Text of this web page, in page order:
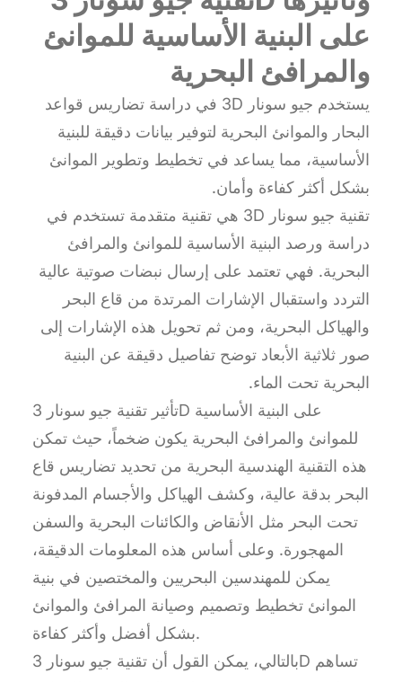
على البنية الأساسية للموانئ
والمرافئ البحرية
يستخدم جيو سونار 3D في دراسة تضاريس قواعد
البحار والموانئ البحرية لتوفير بيانات دقيقة للبنية
الأساسية، مما يساعد في تخطيط وتطوير الموانئ
بشكل أكثر كفاءة وأمان.
تقنية جيو سونار 3D هي تقنية متقدمة تستخدم في
دراسة ورصد البنية الأساسية للموانئ والمرافئ
البحرية. فهي تعتمد على إرسال نبضات صوتية عالية
التردد واستقبال الإشارات المرتدة من قاع البحر
والهياكل البحرية، ومن ثم تحويل هذه الإشارات إلى
صور ثلاثية الأبعاد توضح تفاصيل دقيقة عن البنية
البحرية تحت الماء.
تأثير تقنية جيو سونار 3D على البنية الأساسية
للموانئ والمرافئ البحرية يكون ضخماً، حيث تمكن
هذه التقنية الهندسية البحرية من تحديد تضاريس قاع
البحر بدقة عالية، وكشف الهياكل والأجسام المدفونة
تحت البحر مثل الأنقاض والكائنات البحرية والسفن
المهجورة. وعلى أساس هذه المعلومات الدقيقة،
يمكن للمهندسين البحريين والمختصين في بنية
الموانئ تخطيط وتصميم وصيانة المرافئ والموانئ
بشكل أفضل وأكثر كفاءة.
بالتالي، يمكن القول أن تقنية جيو سونار 3D تساهم